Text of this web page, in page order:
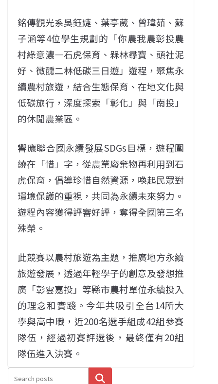
銘傳觀光系吳鈺婕、葉亭葳、曾瑋茹、蘇
子涵等4位學生規劃的「你農我農彰投農
村綠意濃—石虎保育、槑林尋寶、頭社泥
好、微醺二林低碳三日遊」遊程，聚焦永
續農村旅遊，結合生態保育、在地文化與
低碳旅行，深度探索「彰化」與「南投」
的休閒農業區。
響應聯合國永續發展SDGs目標，遊程圍
繞在「惜」字，從農業廢棄物再利用到石
虎保育，倡導珍惜自然資源，喚起民眾對
環境保護的重視，共同為永續未來努力。
遊程內容獲得評審好評，奪得全國第三名
殊榮。
此競賽以農村旅遊為主題，推廣地方永續
旅遊發展，透過年輕學子的創意及發想推
廣「彰雲嘉投」等縣市農村單位永續投入
的理念和實踐。今年共吸引全台14所大
學與高中職，近200名選手組成42組參賽
隊伍，經過初賽評選後，最終僅有20組
隊伍進入決賽。
搜尋